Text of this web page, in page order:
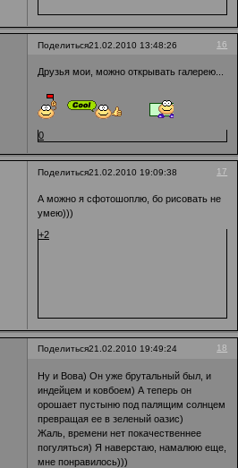
Поделиться 16
21.02.2010 13:48:26
Друзья мои, можно открывать галерею...
0
Поделиться 17
21.02.2010 19:09:38
А можно я сфотошоплю, бо рисовать не
умею)))
+2
Поделиться 18
21.02.2010 19:49:24
Ну и Вова) Он уже брутальный был, и
индейцем и ковбоем) А теперь он
орошает пустыню под палящим солнцем
превращая ее в зеленый оазис)
Жаль, времени нет покачественнее
погуляться) Я наверстаю, намалюю еще,
мне понравилось)))